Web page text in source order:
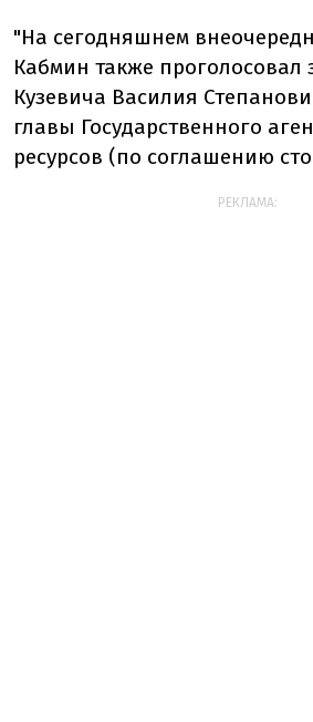
"На сегодняшнем
Кабмин также проголосовал
Кузевича Василия
главы Государственного
ресурсов (по соглашению
РЕКЛАМА: